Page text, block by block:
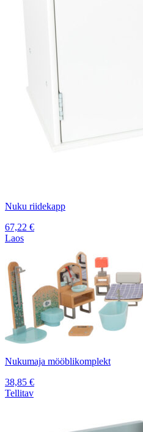
Nuku riidekapp
67,22 €
Laos
Nukumaja mööblikomplekt
38,85 €
Tellitav